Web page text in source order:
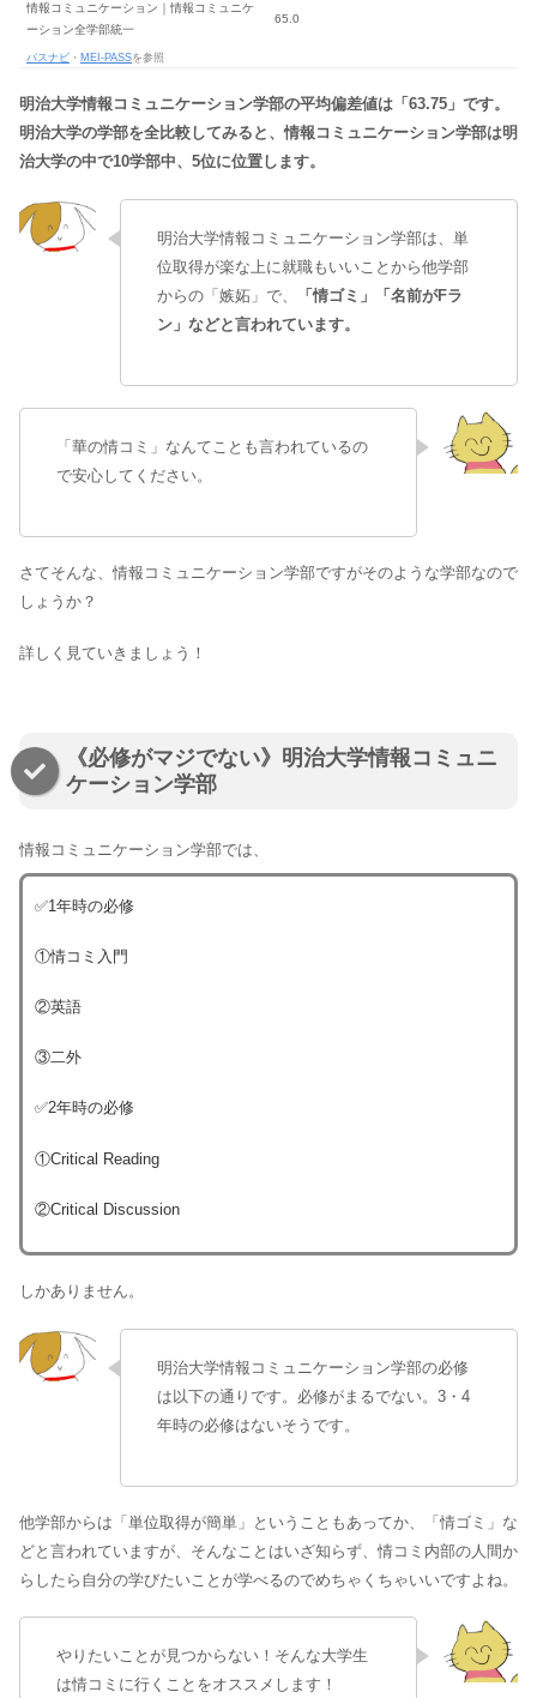
情報コミュニケーション｜情報コミュニケ
ーション全学部統一
65.0
パスナビ ・ MEI-PASSを参照
明治大学情報コミュニケーション学部の平均偏差値は「63.75」です。
明治大学の学部を全比較してみると、情報コミュニケーション学部は明
治大学の中で10学部中、5位に位置します。
明治大学情報コミュニケーション学部は、単
位取得が楽な上に就職もいいことから他学部
からの「嫉妬」で、
「情ゴミ」「名前がFラ
ン」などと言われています。
「華の情コミ」なんてことも言われているの
で安心してください。
さてそんな、情報コミュニケーション学部ですがそのような学部なので
しょうか？
詳しく見ていきましょう！
《必修がマジでない》明治大学情報コミュニ
ケーション学部
情報コミュニケーション学部では、
✅1年時の必修
①情コミ入門
②英語
③二外
✅2年時の必修
①Critical Reading
②Critical Discussion
しかありません。
明治大学情報コミュニケーション学部の必修
は以下の通りです。必修がまるでない。3・4
年時の必修はないそうです。
他学部からは「単位取得が簡単」ということもあってか、「情ゴミ」な
どと言われていますが、そんなことはいざ知らず、情コミ内部の人間か
らしたら自分の学びたいことが学べるのでめちゃくちゃいいですよね。
やりたいことが見つからない！そんな大学生
は情コミに行くことをオススメします！